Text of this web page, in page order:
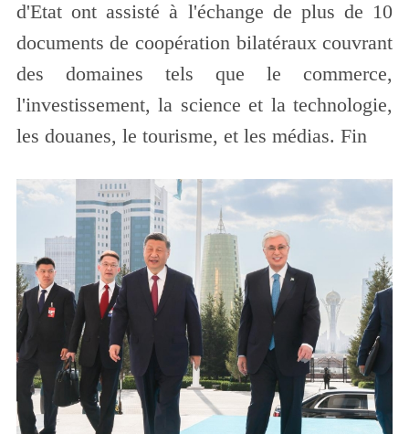
d'Etat ont assisté à l'échange de plus de 10
documents de coopération bilatéraux couvrant
des domaines tels que le commerce,
l'investissement, la science et la technologie,
les douanes, le tourisme, et les médias. Fin